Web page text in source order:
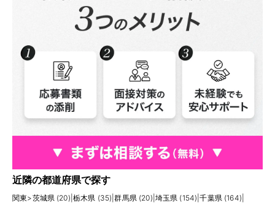
近隣の都道府県で探す
関東>茨城県 (20) 栃木県 (35) |群馬県 (20) 埼玉県 (154) |千葉県 (164)